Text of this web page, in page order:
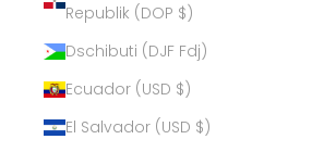
Republik (DOP $)
Dschibuti (DJF Fdj)
Ecuador (USD $)
El Salvador (USD $)